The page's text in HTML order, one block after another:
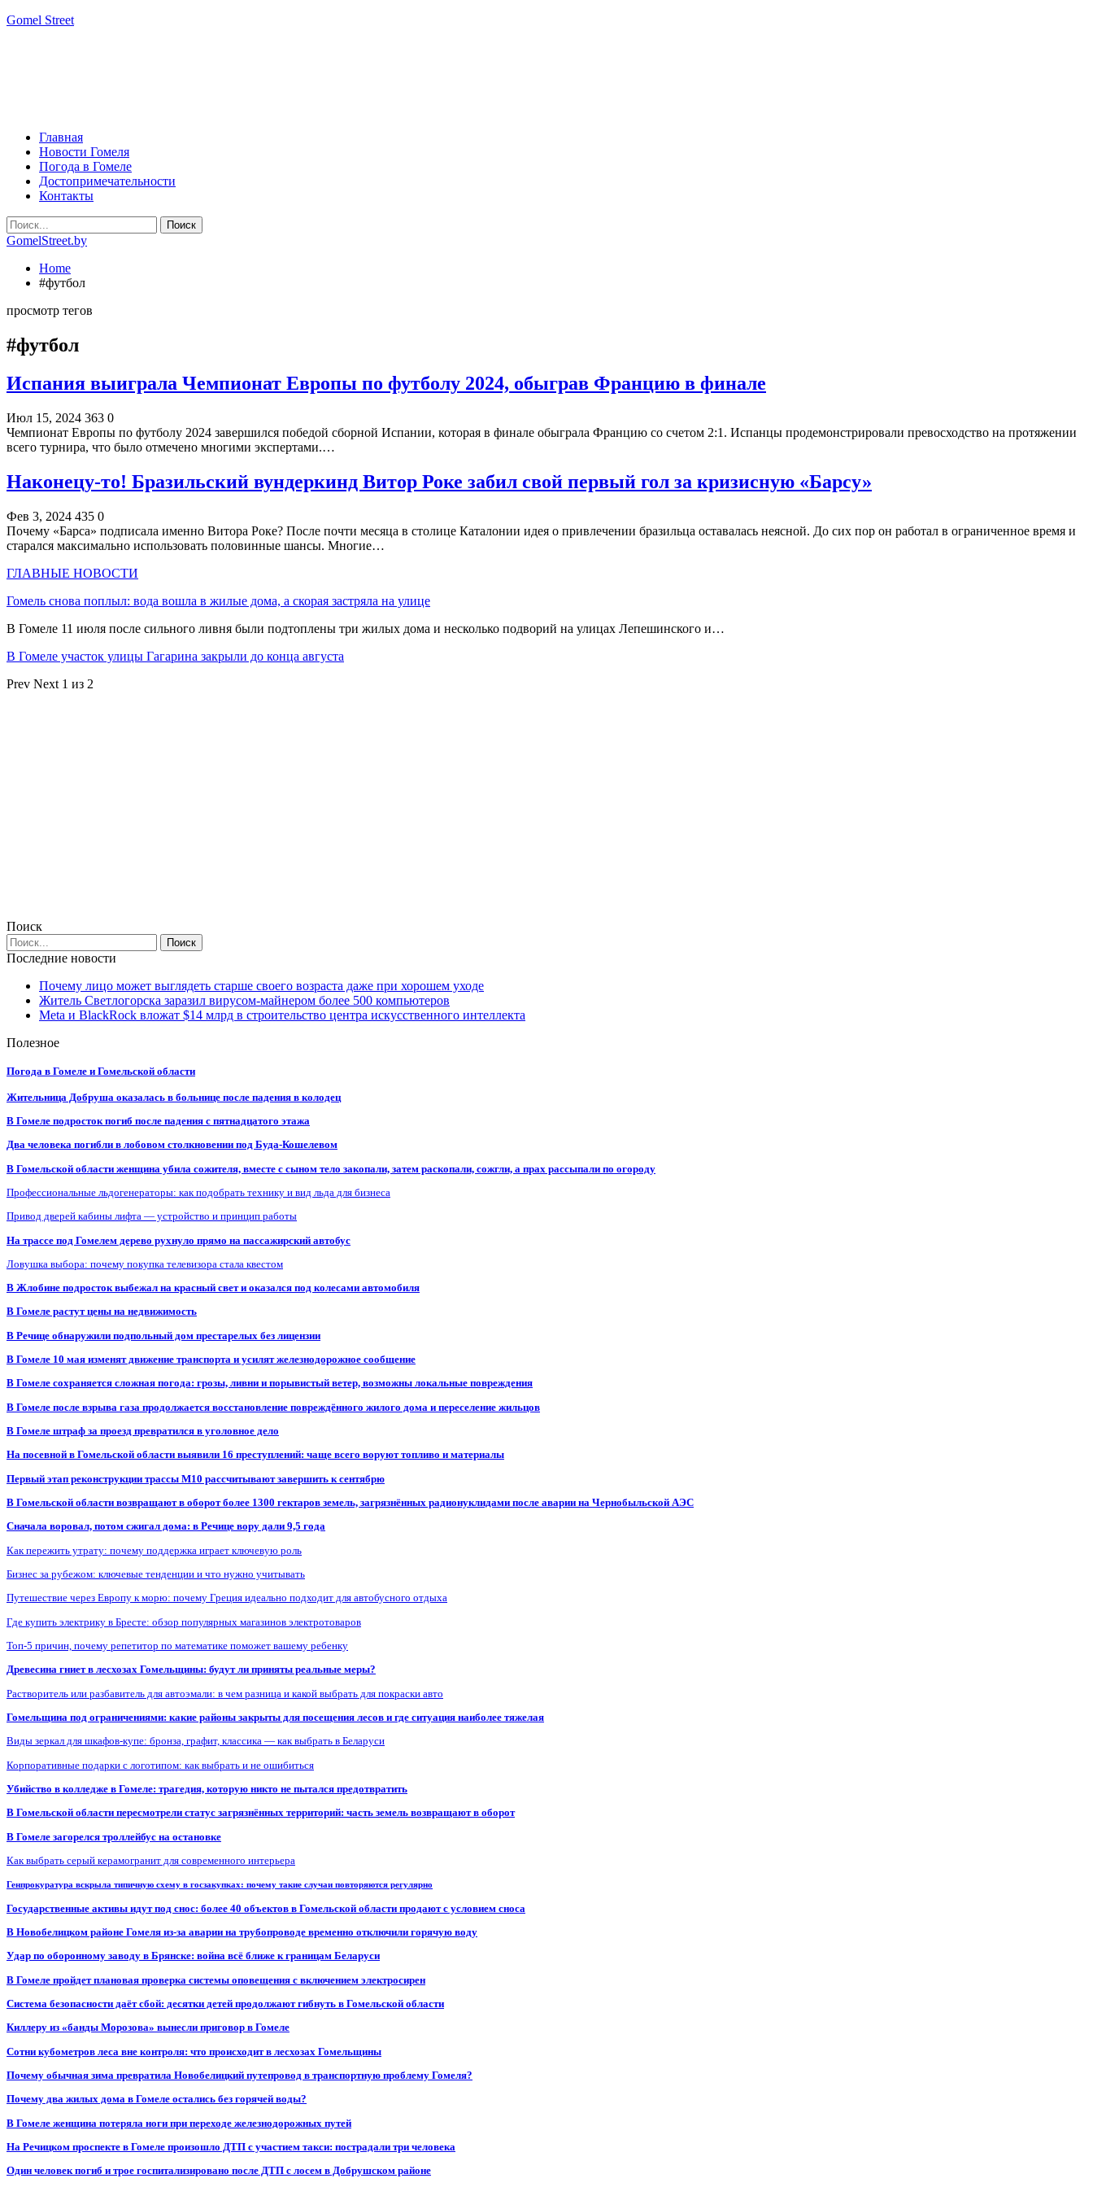
Gomel Street
Главная
Новости Гомеля
Погода в Гомеле
Достопримечательности
Контакты
GomelStreet.by
Home
#футбол
просмотр тегов
#футбол
Испания выиграла Чемпионат Европы по футболу 2024, обыграв Францию в финале
Июл 15, 2024 363 0
Чемпионат Европы по футболу 2024 завершился победой сборной Испании, которая в финале обыграла Францию со счетом 2:1. Испанцы продемонстрировали превосходство на протяжении
всего турнира, что было отмечено многими экспертами​.…
Наконецу-то! Бразильский вундеркинд Витор Роке забил свой первый гол за кризисную «Барсу»
Фев 3, 2024 435 0
Почему «Барса» подписала именно Витора Роке? После почти месяца в столице Каталонии идея о привлечении бразильца оставалась неясной. До сих пор он работал в ограниченное время и
старался максимально использовать половинные шансы. Многие…
ГЛАВНЫЕ НОВОСТИ
Гомель снова поплыл: вода вошла в жилые дома, а скорая застряла на улице
В Гомеле 11 июля после сильного ливня были подтоплены три жилых дома и несколько подворий на улицах Лепешинского и…
В Гомеле участок улицы Гагарина закрыли до конца августа
Prev Next 1 из 2
Поиск
Последние новости
Почему лицо может выглядеть старше своего возраста даже при хорошем уходе
Житель Светлогорска заразил вирусом-майнером более 500 компьютеров
Meta и BlackRock вложат $14 млрд в строительство центра искусственного интеллекта
Полезное
Погода в Гомеле и Гомельской области
Жительница Добруша оказалась в больнице после падения в колодец
В Гомеле подросток погиб после падения с пятнадцатого этажа
Два человека погибли в лобовом столкновении под Буда-Кошелевом
В Гомельской области женщина убила сожителя, вместе с сыном тело закопали, затем раскопали, сожгли, а прах рассыпали по огороду
Профессиональные льдогенераторы: как подобрать технику и вид льда для бизнеса
Привод дверей кабины лифта — устройство и принцип работы
На трассе под Гомелем дерево рухнуло прямо на пассажирский автобус
Ловушка выбора: почему покупка телевизора стала квестом
В Жлобине подросток выбежал на красный свет и оказался под колесами автомобиля
В Гомеле растут цены на недвижимость
В Речице обнаружили подпольный дом престарелых без лицензии
В Гомеле 10 мая изменят движение транспорта и усилят железнодорожное сообщение
В Гомеле сохраняется сложная погода: грозы, ливни и порывистый ветер, возможны локальные повреждения
В Гомеле после взрыва газа продолжается восстановление повреждённого жилого дома и переселение жильцов
В Гомеле штраф за проезд превратился в уголовное дело
На посевной в Гомельской области выявили 16 преступлений: чаще всего воруют топливо и материалы
Первый этап реконструкции трассы М10 рассчитывают завершить к сентябрю
В Гомельской области возвращают в оборот более 1300 гектаров земель, загрязнённых радионуклидами после аварии на Чернобыльской АЭС
Сначала воровал, потом сжигал дома: в Речице вору дали 9,5 года
Как пережить утрату: почему поддержка играет ключевую роль
Бизнес за рубежом: ключевые тенденции и что нужно учитывать
Путешествие через Европу к морю: почему Греция идеально подходит для автобусного отдыха
Где купить электрику в Бресте: обзор популярных магазинов электротоваров
Топ-5 причин, почему репетитор по математике поможет вашему ребенку
Древесина гниет в лесхозах Гомельщины: будут ли приняты реальные меры?
Растворитель или разбавитель для автоэмали: в чем разница и какой выбрать для покраски авто
Гомельщина под ограничениями: какие районы закрыты для посещения лесов и где ситуация наиболее тяжелая
Виды зеркал для шкафов-купе: бронза, графит, классика — как выбрать в Беларуси
Корпоративные подарки с логотипом: как выбрать и не ошибиться
Убийство в колледже в Гомеле: трагедия, которую никто не пытался предотвратить
В Гомельской области пересмотрели статус загрязнённых территорий: часть земель возвращают в оборот
В Гомеле загорелся троллейбус на остановке
Как выбрать серый керамогранит для современного интерьера
Генпрокуратура вскрыла типичную схему в госзакупках: почему такие случаи повторяются регулярно
Государственные активы идут под снос: более 40 объектов в Гомельской области продают с условием сноса
В Новобелицком районе Гомеля из-за аварии на трубопроводе временно отключили горячую воду
Удар по оборонному заводу в Брянске: война всё ближе к границам Беларуси
В Гомеле пройдет плановая проверка системы оповещения с включением электросирен
Система безопасности даёт сбой: десятки детей продолжают гибнуть в Гомельской области
Киллеру из «банды Морозова» вынесли приговор в Гомеле
Сотни кубометров леса вне контроля: что происходит в лесхозах Гомельщины
Почему обычная зима превратила Новобелицкий путепровод в транспортную проблему Гомеля?
Почему два жилых дома в Гомеле остались без горячей воды?
В Гомеле женщина потеряла ноги при переходе железнодорожных путей
На Речицком проспекте в Гомеле произошло ДТП с участием такси: пострадали три человека
Один человек погиб и трое госпитализировано после ДТП с лосем в Добрушском районе